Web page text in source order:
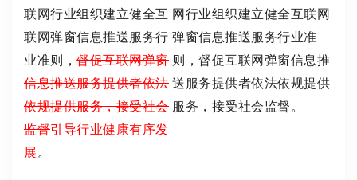
联网行业组织建立健全互
联网弹窗信息推送服务行
业准则，督促互联网弹窗
信息推送服务提供者依法
依规提供服务，接受社会
监督引导行业健康有序发
展。
网行业组织建立健全互联网
弹窗信息推送服务行业准
则，督促互联网弹窗信息推
送服务提供者依法依规提供
服务，接受社会监督。